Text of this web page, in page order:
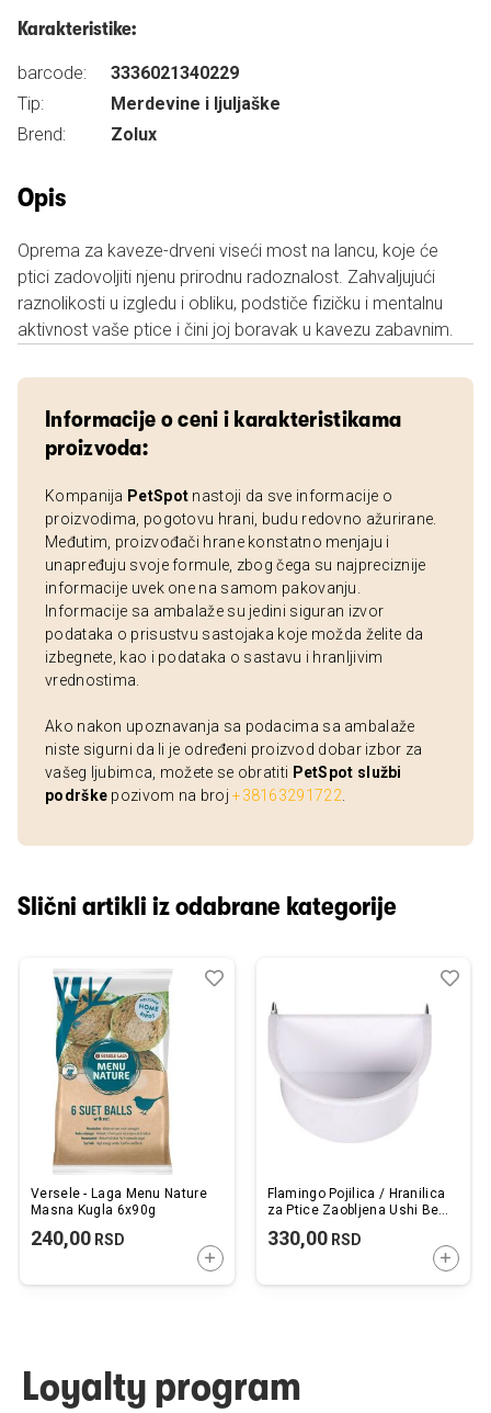
Karakteristike:
barcode:
3336021340229
Tip:
Merdevine i ljuljaške
Brend:
Zolux
Opis
Oprema za kaveze-drveni viseći most na lancu, koje će
ptici zadovoljiti njenu prirodnu radoznalost. Zahvaljujući
raznolikosti u izgledu i obliku, podstiče fizičku i mentalnu
aktivnost vaše ptice i čini joj boravak u kavezu zabavnim.
Informacije o ceni i karakteristikama
proizvoda:
Kompanija PetSpot nastoji da sve informacije o
proizvodima, pogotovu hrani, budu redovno ažurirane.
Međutim, proizvođači hrane konstatno menjaju i
unapređuju svoje formule, zbog čega su najpreciznije
informacije uvek one na samom pakovanju.
Informacije sa ambalaže su jedini siguran izvor
podataka o prisustvu sastojaka koje možda želite da
izbegnete, kao i podataka o sastavu i hranljivim
vrednostima.
Ako nakon upoznavanja sa podacima sa ambalaže
niste sigurni da li je određeni proizvod dobar izbor za
vašeg ljubimca, možete se obratiti PetSpot službi
podrške pozivom na broj+38163291722
Slični artikli iz odabrane kategorije
Versele - Laga Menu Nature
Masna Kugla 6x90g
240,00 RSD
DODAJTE U KORPU
Dodaj
Uporedi
Flamingo Pojilica / Hranilica
za Ptice Zaobljena Ushi Bela
330,00RSD
Loyalty program